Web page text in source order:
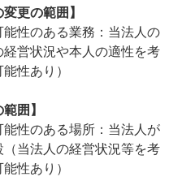
更の範囲】
性のある業務：当法人の
営状況や本人の適性を考
性あり）
囲】
性のある場所：当法人が
当法人の経営状況等を考
性あり）